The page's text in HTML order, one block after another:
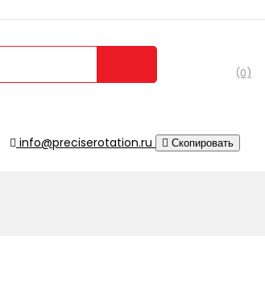
Сравнение (0)
info@preciserotation.ru Скопировать